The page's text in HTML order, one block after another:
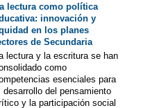
lectura como política
innovación y
en los planes
de Secundaria
lectura y la escritura se han
como
esenciales para
desarrollo del pensamiento
y la participación social